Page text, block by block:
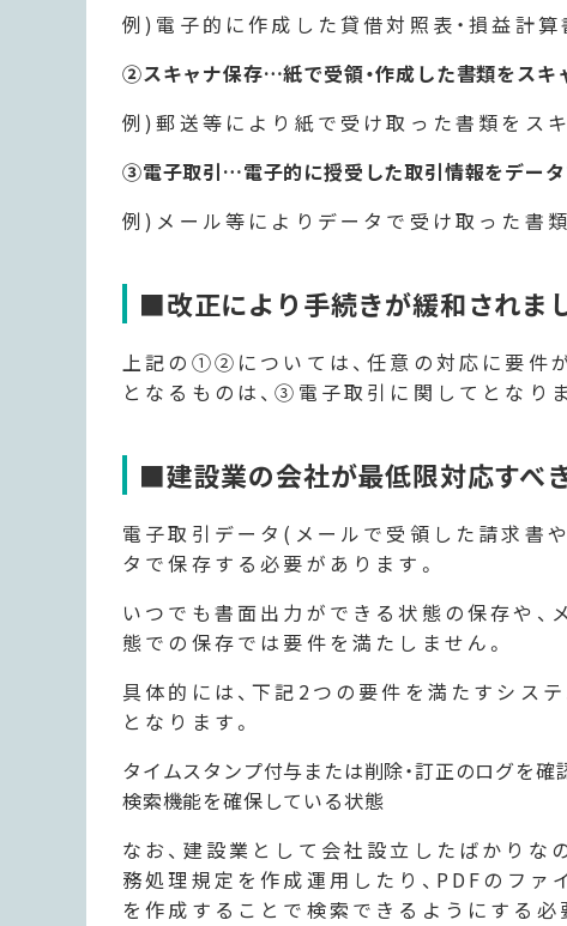
例)電子的に作成した貸借対照表・損益計
②スキャナ保存…紙で受領・作成した書類をスキ
例)郵送等により紙で受け取った書類をス
③電子取引…電子的に授受した取引情報をデー
例)メール等によりデータで受け取った書
■改正により手続きが緩和されま
上記の①②については、任意の対応に要件
となるものは、③電子取引に関してとなりま
■建設業の会社が最低限対応すべ
電子取引データ(メールで受領した請求書
タで保存する必要があります。
いつでも書面出力ができる状態の保存や、
態での保存では要件を満たしません。
具体的には、下記2つの要件を満たすシス
となります。
タイムスタンプ付与または削除・訂正のログを確
検索機能を確保している状態
なお、建設業として会社設立したばかりな
務処理規定を作成運用したり、PDFのフ
を作成することで検索できるようにする必